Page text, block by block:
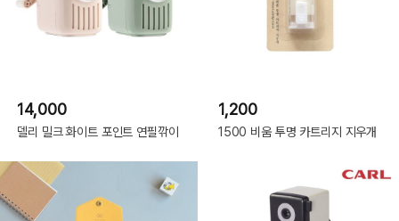
14,000
델리 밀크 화이트 포인트 연필깎이
1,200
1500 비움 투명 카트리지 지우개